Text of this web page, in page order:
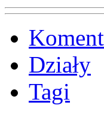
Działy
Tagi